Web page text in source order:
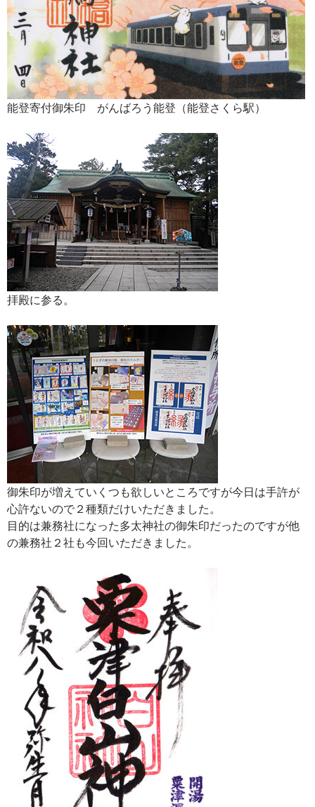
能登寄付御朱印 がんばろう能登（能登さくら駅）
拝殿に参る。
御朱印が増えていくつも欲しいところですが今日は手許が
心許ないので２種類だけいただきました。
目的は兼務社になった多太神社の御朱印だったのですが他
の兼務社２社も今回いただきました。